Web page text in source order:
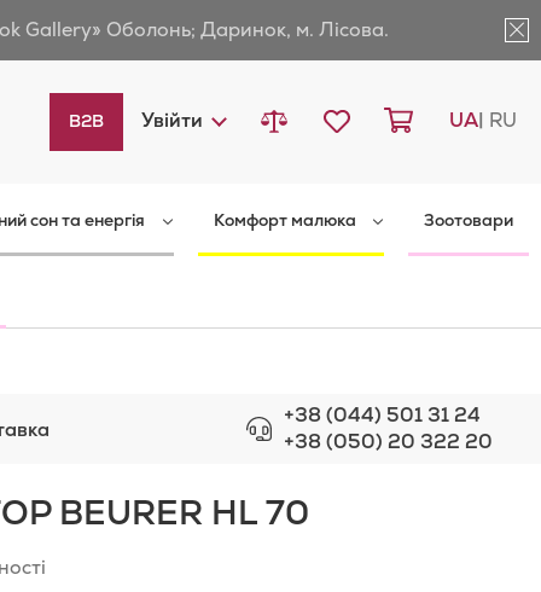
Gallery» Оболонь; Даринок, м. Лісова.
Language
UA RU
Кошик
Мій список бажань
Увійти Порівняти товари
B2B
сон та енергія Комфорт малюка Зоотовари
+38 (044) 501 31 24
+38 (050) 20 322 20
BEURER HL 70